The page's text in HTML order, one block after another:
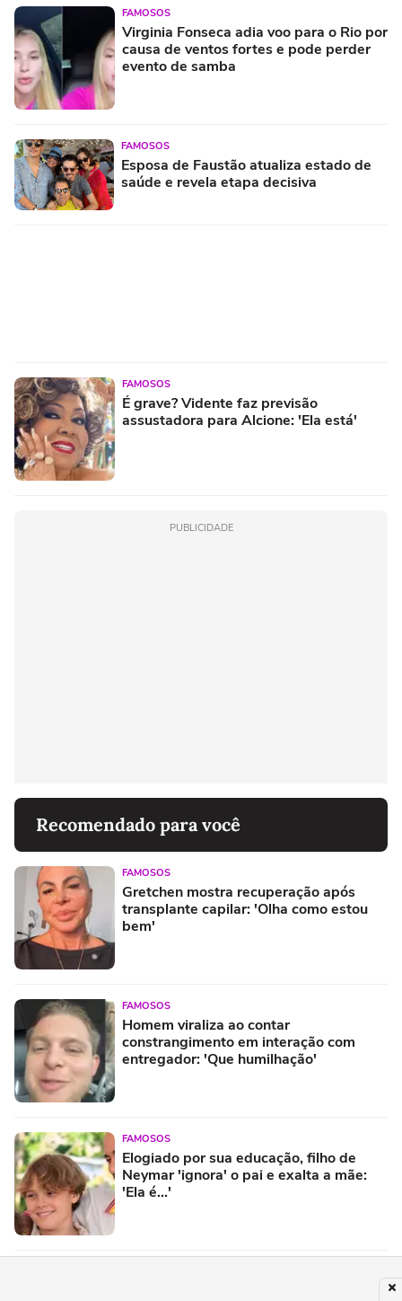
FAMOSOS
Virginia Fonseca adia voo para o Rio por
causa de ventos fortes e pode perder
evento de samba
FAMOSOS
Esposa de Faustão atualiza estado de
saúde e revela etapa decisiva
FAMOSOS
É grave? Vidente faz previsão
assustadora para Alcione: 'Ela está'
PUBLICIDADE
Recomendado para você
FAMOSOS
Gretchen mostra recuperação após
transplante capilar: 'Olha como estou
bem'
FAMOSOS
Homem viraliza ao contar
constrangimento em interação com
entregador: 'Que humilhação'
FAMOSOS
Elogiado por sua educação, filho de
Neymar 'ignora' o pai e exalta a mãe:
'Ela é...'